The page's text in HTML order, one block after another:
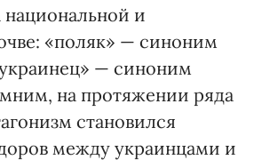
национальной и
«поляк» — синоним
— синоним
на протяжении ряда
становился
между украинцами и